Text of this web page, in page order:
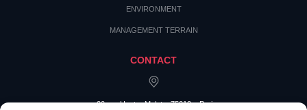
ENVIRONMENT
MANAGEMENT TERRAIN
CONTACT
20 rue Hector Malot – 75012 – Paris